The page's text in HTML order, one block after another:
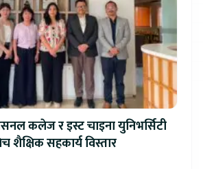
कलेज र इस्ट चाइना युनिभर्सिटी
शैक्षिक सहकार्य विस्तार